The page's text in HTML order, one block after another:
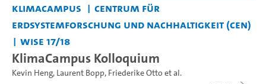
KlimaCampus
Centrum für
Erdsystemforschung und Nachhaltigkeit (CEN)
WiSe 17/18
KlimaCampus Kolloquium
Kevin Heng, Laurent Bopp, Friederike Otto et al.